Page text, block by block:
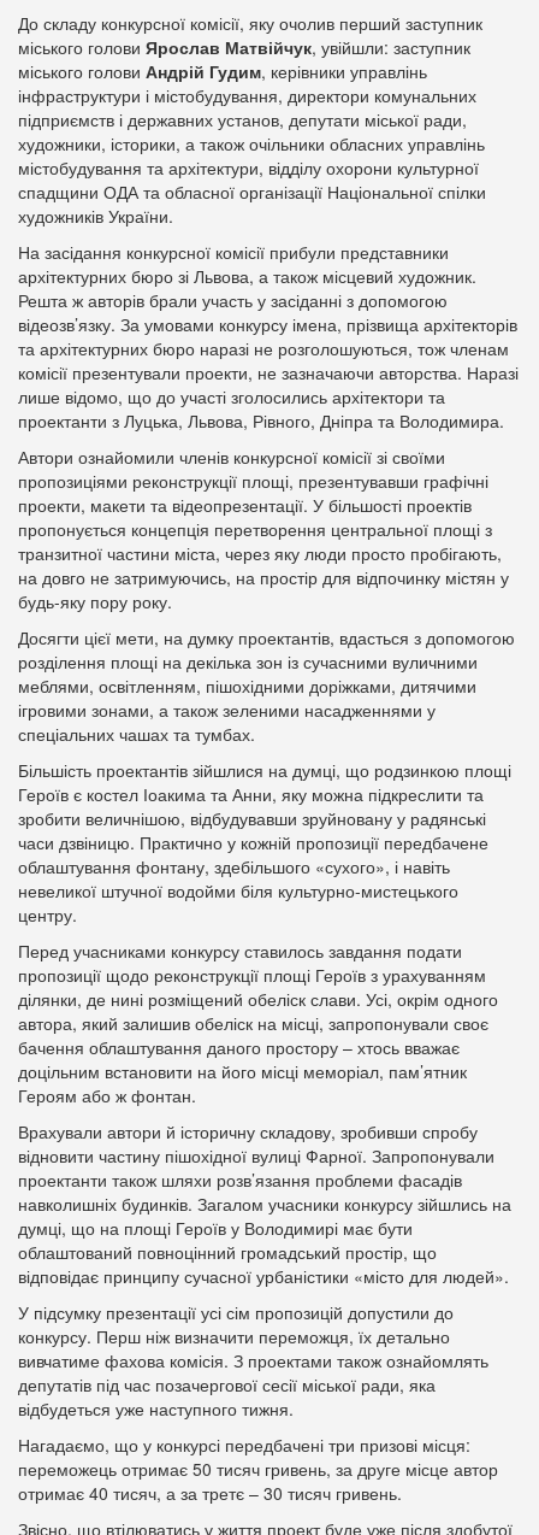
До складу конкурсної комісії, яку очолив перший заступник
міського голови Ярослав Матвійчук, увійшли: заступник
міського голови Андрій Гудим, керівники управлінь
інфраструктури і містобудування, директори комунальних
підприємств і державних установ, депутати міської ради,
художники, історики, а також очільники обласних управлінь
містобудування та архітектури, відділу охорони культурної
спадщини ОДА та обласної організації Національної спілки
художників України.
На засідання конкурсної комісії прибули представники
архітектурних бюро зі Львова, а також місцевий художник.
Решта ж авторів брали участь у засіданні з допомогою
відеозв’язку. За умовами конкурсу імена, прізвища архітекторів
та архітектурних бюро наразі не розголошуються, тож членам
комісії презентували проекти, не зазначаючи авторства. Наразі
лише відомо, що до участі зголосились архітектори та
проектанти з Луцька, Львова, Рівного, Дніпра та Володимира.
Автори ознайомили членів конкурсної комісії зі своїми
пропозиціями реконструкції площі, презентувавши графічні
проекти, макети та відеопрезентації. У більшості проектів
пропонується концепція перетворення центральної площі з
транзитної частини міста, через яку люди просто пробігають,
на довго не затримуючись, на простір для відпочинку містян у
будь-яку пору року.
Досягти цієї мети, на думку проектантів, вдасться з допомогою
розділення площі на декілька зон із сучасними вуличними
меблями, освітленням, пішохідними доріжками, дитячими
ігровими зонами, а також зеленими насадженнями у
спеціальних чашах та тумбах.
Більшість проектантів зійшлися на думці, що родзинкою площі
Героїв є костел Іоакима та Анни, яку можна підкреслити та
зробити величнішою, відбудувавши зруйновану у радянські
часи дзвіницю. Практично у кожній пропозиції передбачене
облаштування фонтану, здебільшого «сухого», і навіть
невеликої штучної водойми біля культурно-мистецького
центру.
Перед учасниками конкурсу ставилось завдання подати
пропозиції щодо реконструкції площі Героїв з урахуванням
ділянки, де нині розміщений обеліск слави. Усі, окрім одного
автора, який залишив обеліск на місці, запропонували своє
бачення облаштування даного простору – хтось вважає
доцільним встановити на його місці меморіал, пам’ятник
Героям або ж фонтан.
Врахували автори й історичну складову, зробивши спробу
відновити частину пішохідної вулиці Фарної. Запропонували
проектанти також шляхи розв’язання проблеми фасадів
навколишніх будинків. Загалом учасники конкурсу зійшлись на
думці, що на площі Героїв у Володимирі має бути
облаштований повноцінний громадський простір, що
відповідає принципу сучасної урбаністики «місто для людей».
У підсумку презентації усі сім пропозицій допустили до
конкурсу. Перш ніж визначити переможця, їх детально
вивчатиме фахова комісія. З проектами також ознайомлять
депутатів під час позачергової сесії міської ради, яка
відбудеться уже наступного тижня.
Нагадаємо, що у конкурсі передбачені три призові місця:
переможець отримає 50 тисяч гривень, за друге місце автор
отримає 40 тисяч, а за третє – 30 тисяч гривень.
Звісно, що втілюватись у життя проект буде уже після здобутої